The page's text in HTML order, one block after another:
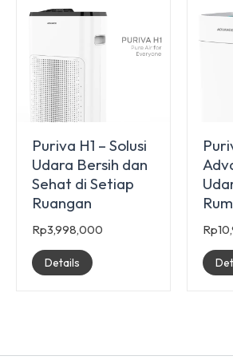
Puriva H1 – Solusi
Udara Bersih dan
Sehat di Setiap
Ruangan
Rp3,998,000
Details
Rp